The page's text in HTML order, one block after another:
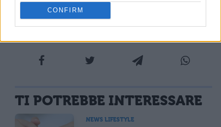
CONFIRM
portare a una soluzione del problema nel
90% di questi ragazzi”.
TI POTREBBE INTERESSARE
NEWS LIFESTYLE